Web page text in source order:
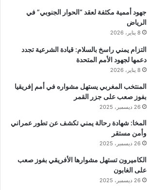
جهود أممية مكثفة لعقد “الحوار الجنوبي” في
الرياض
8 يناير، 2026
التزام يمني راسخ بالسلام: قيادة الشرعية تجدد
دعمها لجهود الأمم المتحدة
8 يناير، 2026
المنتخب المغربي يستهل مشواره في أمم إفريقيا
بفوز صعب على جزر القمر
26 ديسمبر، 2025
المخا: شهادة رحالة يمني تكشف عن تطور عمراني
وأمن مستقر
26 ديسمبر، 2025
الكاميرون تستهل مشوارها الأفريقي بفوز صعب
على الغابون
26 ديسمبر، 2025